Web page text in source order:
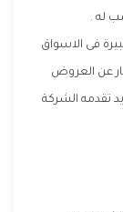
له .
فى الاسواق
عن العروض
تقدمه الشركة